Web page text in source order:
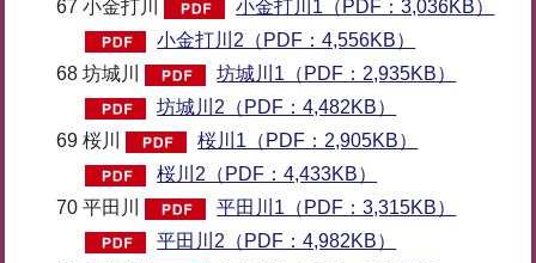
67 小金打川
小金打川1（PDF：3,036KB）
小金打川2（PDF：4,556KB）
68 坊城川
坊城川1（PDF：2,935KB）
坊城川2（PDF：4,482KB）
69 桜川
桜川1（PDF：2,905KB）
桜川2（PDF：4,433KB）
70 平田川
平田川1（PDF：3,315KB）
平田川2（PDF：4,982KB）